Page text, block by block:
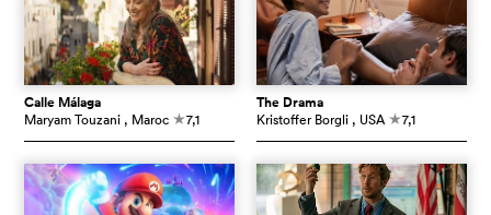
Calle Málaga
Maryam Touzani , Maroc c7,1
The Drama
Kristoffer Borgli , USA c7,1